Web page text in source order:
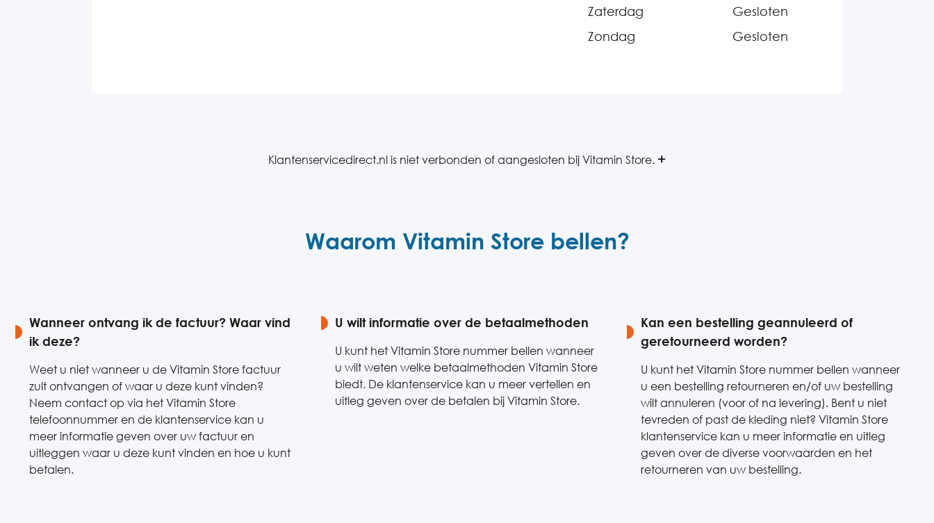
Zaterdag
Gesloten
Zondag
Gesloten
Klantenservicedirect.nl is niet verbonden of aangesloten bij Vitamin Store.
Waarom Vitamin Store bellen?
Wanneer ontvang ik de factuur? Waar vind
ik deze?
Weet u niet wanneer u de Vitamin Store factuur
zult ontvangen of waar u deze kunt vinden?
Neem contact op via het Vitamin Store
telefoonnummer en de klantenservice kan u
meer informatie geven over uw factuur en
uitleggen waar u deze kunt vinden en hoe u kunt
betalen.
U wilt informatie over de betaalmethoden
U kunt het Vitamin Store nummer bellen wanneer
u wilt weten welke betaalmethoden Vitamin Store
biedt. De klantenservice kan u meer vertellen en
uitleg geven over de betalen bij Vitamin Store.
Kan een bestelling geannuleerd of
geretourneerd worden?
U kunt het Vitamin Store nummer bellen wanneer
u een bestelling retourneren en/of uw bestelling
wilt annuleren (voor of na levering). Bent u niet
tevreden of past de kleding niet? Vitamin Store
klantenservice kan u meer informatie en uitleg
geven over de diverse voorwaarden en het
retourneren van uw bestelling.